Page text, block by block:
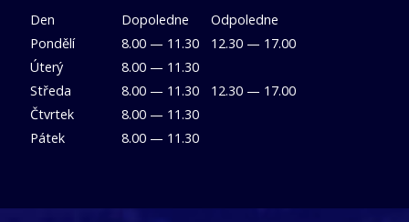
Den Dopoledne
Odpoledne
Pondělí
8.00 — 11.30
12.30 — 17.00
Úterý
8.00 — 11.30
Středa
8.00 — 11.30
12.30 — 17.00
Čtvrtek
8.00 — 11.30
Pátek
8.00 — 11.30